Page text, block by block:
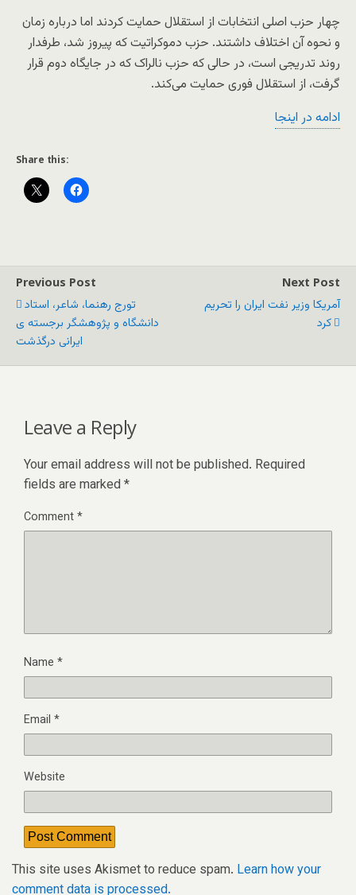
چهار حزب اصلی انتخابات از استقلال حمایت کردند اما درباره زمان
و نحوه آن اختلاف داشتند. حزب دموکراتیت که پیروز شد، طرفدار
روند تدریجی است، در حالی که حزب نالراک که در جایگاه دوم قرار
گرفت، از استقلال فوری حمایت می‌کند.
ادامه در اینجا
Share this:
Previous Post
تورج رهنما، شاعر، استاد
دانشگاه و پژوهشگر برجسته ی
ایرانی درگذشت
Next Post
آمریکا وزیر نفت ایران را تحریم
کرد
Leave a Reply
Your email address will not be published. Required
fields are marked *
Comment*
Name *
Email *
Website
This site uses Akismet to reduce spam. Learn how your
comment data is processed.